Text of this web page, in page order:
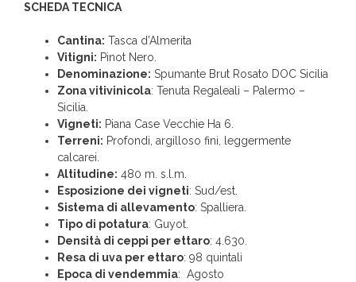
SCHEDA TECNICA
Cantina: Tasca d’Almerita
Vitigni: Pinot Nero.
Denominazione: Spumante Brut Rosato DOC Sicilia
Zona vitivinicola: Tenuta Regaleali – Palermo –
Sicilia.
Vigneti: Piana Case Vecchie Ha 6.
Terreni: Profondi, argilloso fini, leggermente
calcarei.
Altitudine: 480 m. s.l.m.
Esposizione dei vigneti: Sud/est.
Sistema di allevamento: Spalliera.
Tipo di potatura: Guyot.
Densità di ceppi per ettaro: 4.630.
Resa di uva per ettaro: 98 quintali
Epoca di vendemmia: Agosto